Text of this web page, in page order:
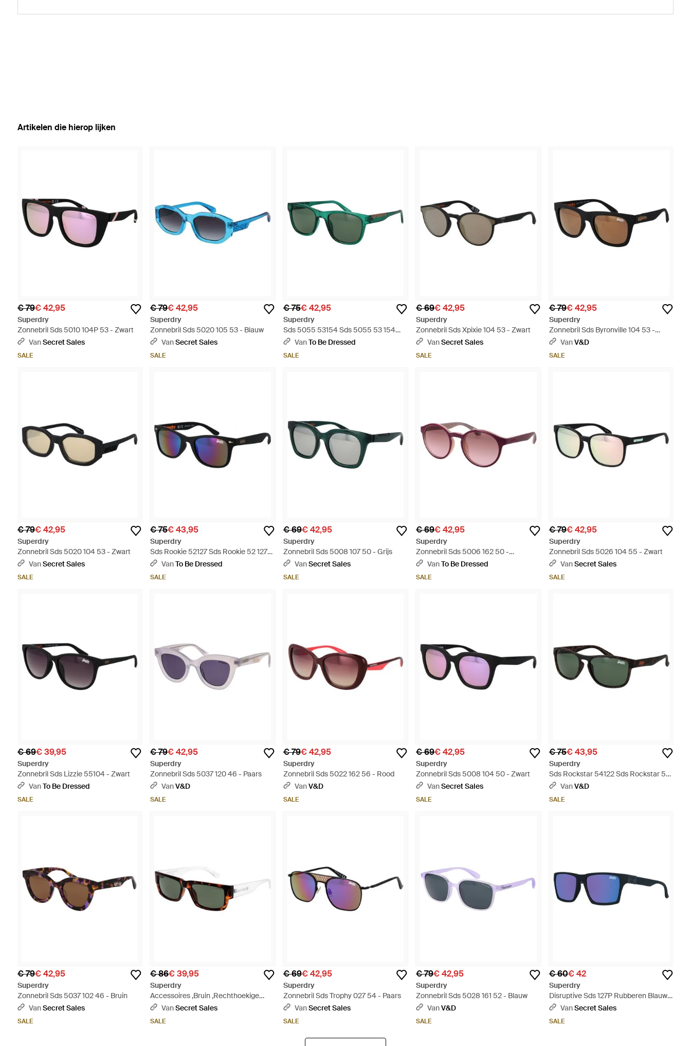
Artikelen die hierop lijken
€ 79€ 42,95
Superdry
Zonnebril Sds 5010 104P 53 - Zwart
VanSecret Sales
SALE
€ 79€ 42,95
Superdry
Zonnebril Sds 5020 105 53 - Blauw
VanSecret Sales
SALE
€ 75€ 42,95
Superdry
Sds 5055 53154 Sds 5055 53 154
Zonnebril - Groen
VanTo Be Dressed
SALE
€ 69€ 42,95
Superdry
Zonnebril Sds Xpixie 104 53 - Zwart
VanSecret Sales
SALE
€ 79€ 42,95
Superdry
Zonnebril Sds Byronville 104 53 -
Zwart
VanV&D
SALE
€ 79€ 42,95
Superdry
Zonnebril Sds 5020 104 53 - Zwart
VanSecret Sales
SALE
€ 75€ 43,95
Superdry
Sds Rookie 52127 Sds Rookie 52 127
Zonnebril - Blauw
VanTo Be Dressed
SALE
€ 69€ 42,95
Superdry
Zonnebril Sds 5008 107 50 - Grijs
VanSecret Sales
SALE
€ 69€ 42,95
Superdry
Zonnebril Sds 5006 162 50 -
Meerkleurig
VanTo Be Dressed
SALE
€ 79€ 42,95
Superdry
Zonnebril Sds 5026 104 55 - Zwart
VanSecret Sales
SALE
€ 69€ 39,95
Superdry
Zonnebril Sds Lizzie 55104 - Zwart
VanTo Be Dressed
SALE
€ 79€ 42,95
Superdry
Zonnebril Sds 5037 120 46 - Paars
VanV&D
SALE
€ 79€ 42,95
Superdry
Zonnebril Sds 5022 162 56 - Rood
VanV&D
SALE
€ 69€ 42,95
Superdry
Zonnebril Sds 5008 104 50 - Zwart
VanSecret Sales
SALE
€ 75€ 43,95
Superdry
Sds Rockstar 54122 Sds Rockstar 54
122 Zonnebril - Groen
VanV&D
SALE
€ 79€ 42,95
Superdry
Zonnebril Sds 5037 102 46 - Bruin
VanSecret Sales
SALE
€ 86€ 39,95
Superdry
Accessoires ,Bruin ,Rechthoekige
Zonnebril - Zwart
VanSecret Sales
SALE
€ 69€ 42,95
Superdry
Zonnebril Sds Trophy 027 54 - Paars
VanSecret Sales
SALE
€ 79€ 42,95
Superdry
Zonnebril Sds 5028 161 52 - Blauw
VanV&D
SALE
€ 60€ 42
Superdry
Disruptive Sds 127P Rubberen Blauwe
Gradiënt Gepolariseerde Zonnebril -
VanSecret Sales
SALE